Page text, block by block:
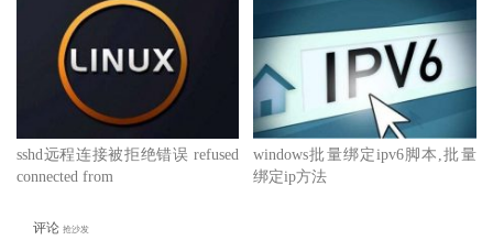
sshd远程连接被拒绝错误 refused
connected from
windows批量绑定ipv6脚本,批量
绑定ip方法
评论 抢沙发